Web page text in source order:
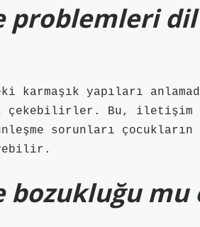
problemleri
karmaşık yapıları
çekebilirler. Bu,
sorunları çocukların
bozukluğu mu